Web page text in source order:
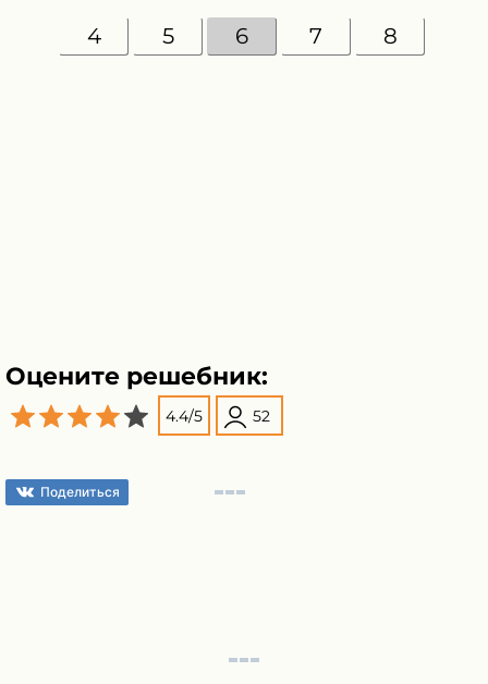
4 5 6 7 8
Оцените решебник:
4.4/5 52
Поделиться